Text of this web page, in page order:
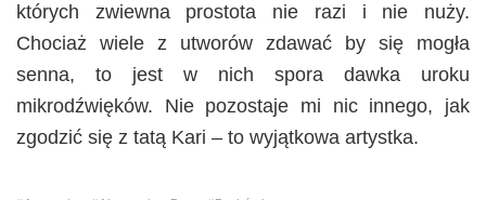
których zwiewna prostota nie razi i nie nuży.
Chociaż wiele z utworów zdawać by się mogła
senna, to jest w nich spora dawka uroku
mikrodźwięków. Nie pozostaje mi nic innego, jak
zgodzić się z tatą Kari – to wyjątkowa artystka.